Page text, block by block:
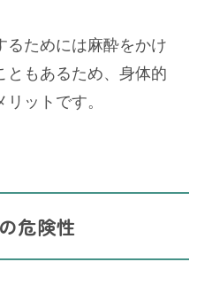
るためには麻酔をかけ
ともあるため、身体的
ットです。
危険性